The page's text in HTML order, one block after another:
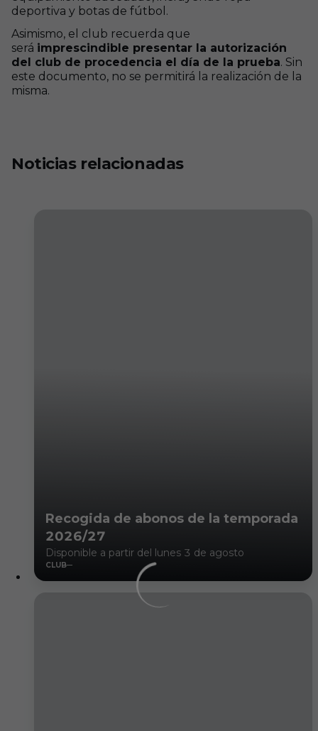
deportiva y botas de fútbol.
Asimismo, el club recuerda que
será imprescindible presentar la autorización
del club de procedencia el día de la prueba. Sin
este documento, no se permitirá la realización de la
misma.
Noticias relacionadas
Recogida de abonos de la temporada
2026/27
Disponible a partir del lunes 3 de agosto
CLUB